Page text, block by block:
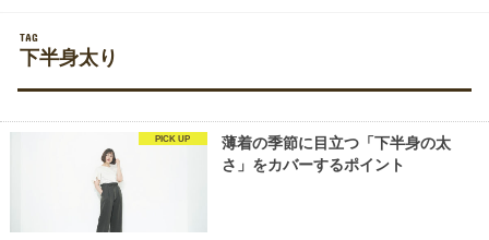
TAG
下半身太り
PICK UP
薄着の季節に目立つ「下半身の太
さ」をカバーするポイント